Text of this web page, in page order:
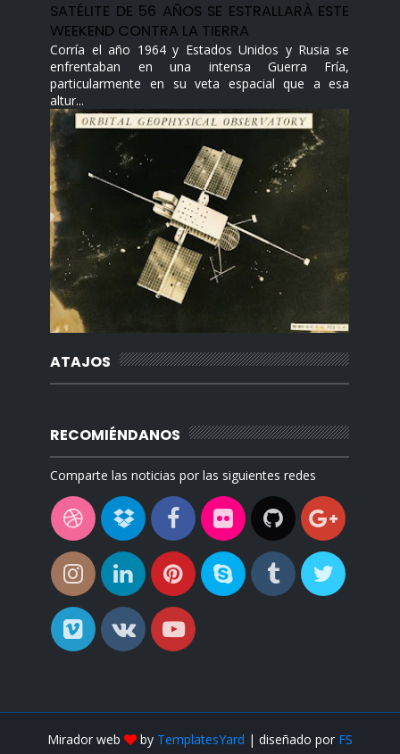
SATÉLITE DE 56 AÑOS SE ESTRALLARÀ ESTE
WEEKEND CONTRA LA TIERRA
Corría el año 1964 y Estados Unidos y Rusia se
enfrentaban en una intensa Guerra Fría,
particularmente en su veta espacial que a esa
altur...
ATAJOS
RECOMIÉNDANOS
Comparte las noticias por las siguientes redes
Mirador web by TemplatesYard | diseñado por FS